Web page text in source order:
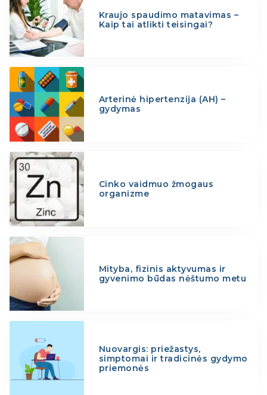
Kraujo spaudimo matavimas –
Kaip tai atlikti teisingai?
Arterinė hipertenzija (AH) –
gydymas
Cinko vaidmuo žmogaus
organizme
Mityba, fizinis aktyvumas ir
gyvenimo būdas nėštumo metu
Nuovargis: priežastys,
simptomai ir tradicinės gydymo
priemonės